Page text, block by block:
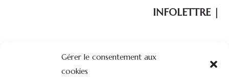
Gérer le consentement aux
cookies
INFOLETTRE |